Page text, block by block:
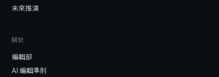
未來推演
關於
編輯部
AI 編輯準則